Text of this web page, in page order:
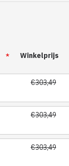
Winkelprijs
€303,49
€303,49
€303,49